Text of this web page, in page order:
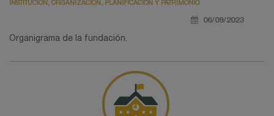
INSTITUCIÓN, ORGANIZACIÓN, PLANIFICACIÓN Y PATRIMONIO
06/09/2023
Organigrama de la fundación.